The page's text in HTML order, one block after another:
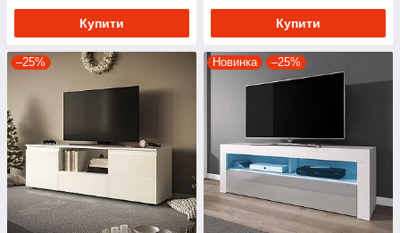
Купити Купити
–25% Новинка –25%